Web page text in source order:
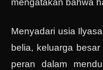
mengatakan bahwa
Menyadari usia
belia, keluarga besar
peran dalam